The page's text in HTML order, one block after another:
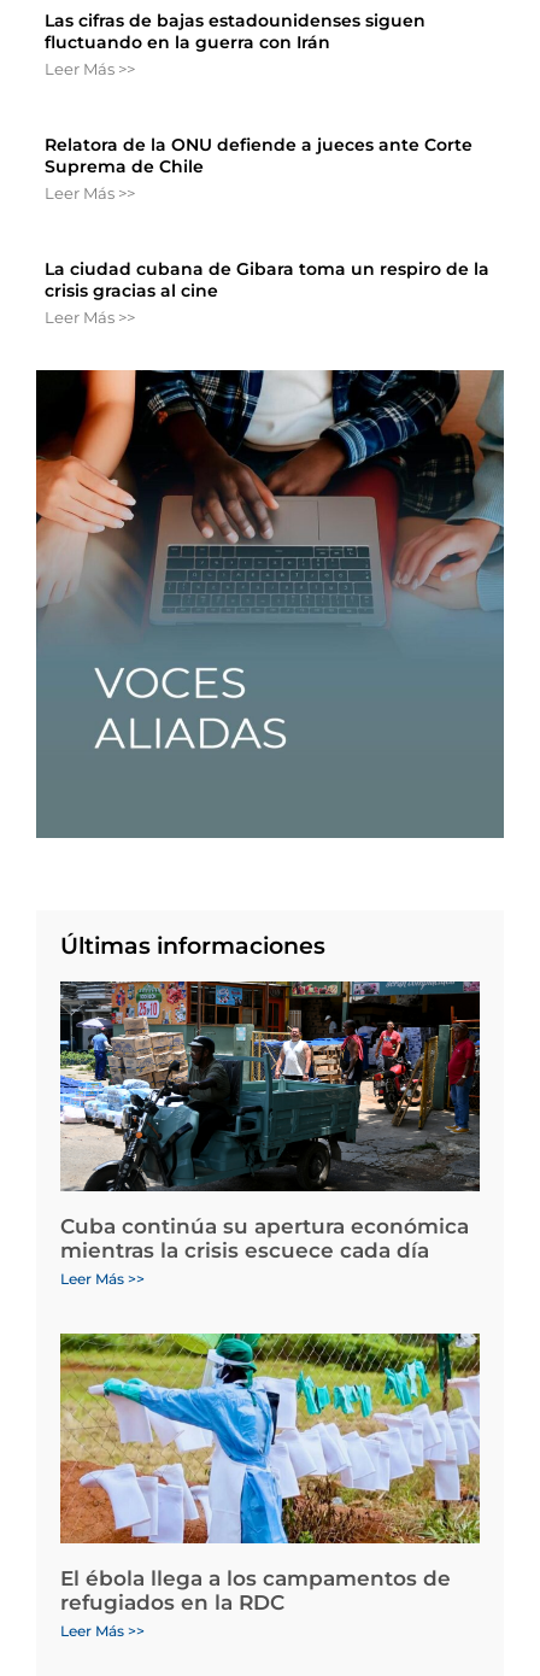
Las cifras de bajas estadounidenses siguen
fluctuando en la guerra con Irán
Leer Más >>
Relatora de la ONU defiende a jueces ante Corte
Suprema de Chile
Leer Más >>
La ciudad cubana de Gibara toma un respiro de la
crisis gracias al cine
Leer Más >>
Últimas informaciones
Cuba continúa su apertura económica
mientras la crisis escuece cada día
Leer Más >>
El ébola llega a los campamentos de
refugiados en la RDC
Leer Más >>